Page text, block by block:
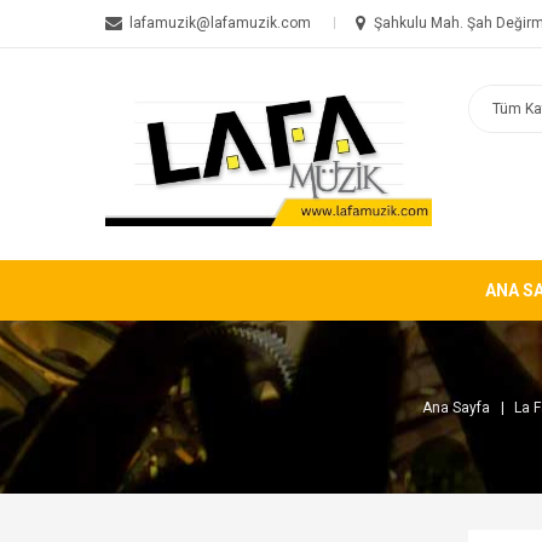
lafamuzik@lafamuzik.com Şahkulu Mah. Şah
ANA
Ana Sayfa La